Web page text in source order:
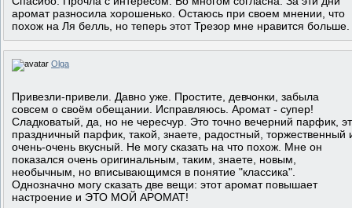
аромат разносила хорошенько. Остаюсь при своем мнении, что
похож на Ля белль, но теперь этот Трезор мне нравится больше.
Olga
Привезли-привели. Давно уже. Простите, девчонки, забыла
совсем о своём обещании. Исправляюсь. Аромат - супер!
Сладковатый, да, но не чересчур. Это точно вечерний парфик,
праздничный парфик, такой, знаете, радостный, торжественный
очень-очень вкусный. Не могу сказать на что похож. Мне он
показался очень оригинальным, таким, знаете, новым,
необычным, но вписывающимся в понятие "классика".
Однозначно могу сказать две вещи: этот аромат повышает
настроение и ЭТО МОЙ АРОМАТ!